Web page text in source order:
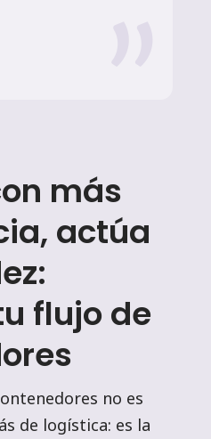
más
actúa
flujo de
no es
de logística: es la